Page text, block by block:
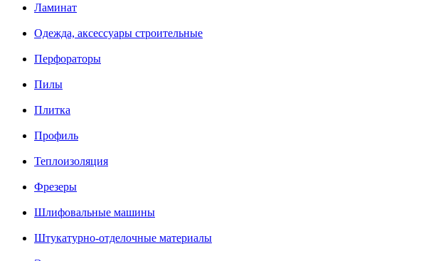
Ламинат
Одежда, аксессуары строительные
Перфораторы
Пилы
Плитка
Профиль
Теплоизоляция
Фрезеры
Шлифовальные машины
Штукатурно-отделочные материалы